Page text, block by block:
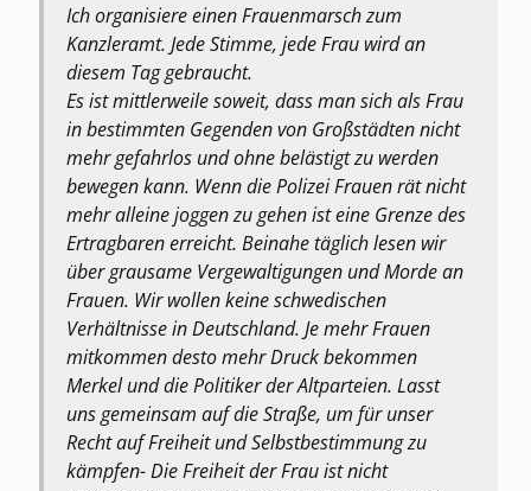
Ich organisiere einen Frauenmarsch zum
Kanzleramt. Jede Stimme, jede Frau wird an
diesem Tag gebraucht.
Es ist mittlerweile soweit, dass man sich als Frau
in bestimmten Gegenden von Großstädten nicht
mehr gefahrlos und ohne belästigt zu werden
bewegen kann. Wenn die Polizei Frauen rät nicht
mehr alleine joggen zu gehen ist eine Grenze des
Ertragbaren erreicht. Beinahe täglich lesen wir
über grausame Vergewaltigungen und Morde an
Frauen. Wir wollen keine schwedischen
Verhältnisse in Deutschland. Je mehr Frauen
mitkommen desto mehr Druck bekommen
Merkel und die Politiker der Altparteien. Lasst
uns gemeinsam auf die Straße, um für unser
Recht auf Freiheit und Selbstbestimmung zu
kämpfen- Die Freiheit der Frau ist nicht